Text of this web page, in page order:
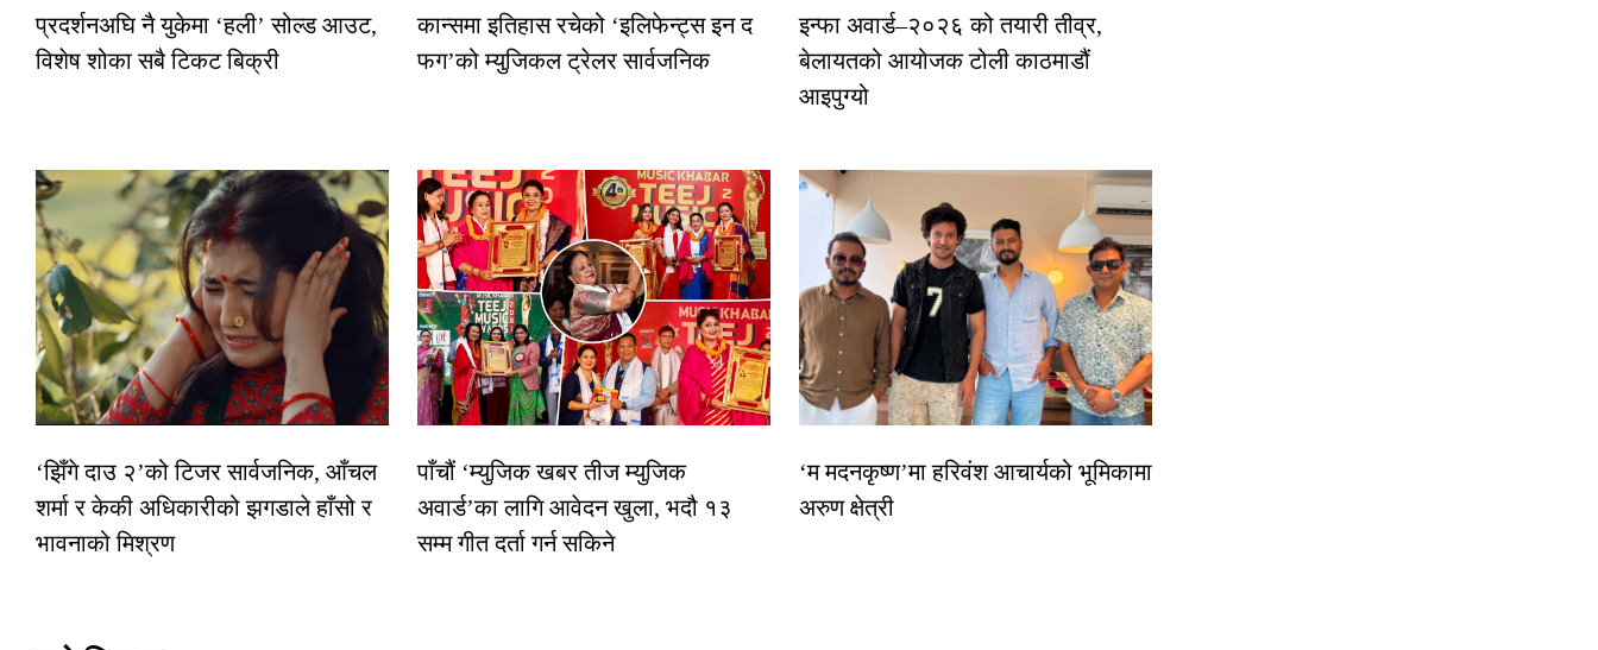
प्रदर्शनअघि नै युकेमा ‘हली’ सोल्ड आउट,
विशेष शोका सबै टिकट बिक्री
कान्समा इतिहास रचेको ‘इलिफेन्ट्स इन द
फग’को म्युजिकल ट्रेलर सार्वजनिक
इन्फा अवार्ड–२०२६ को तयारी तीव्र,
बेलायतको आयोजक टोली काठमाडौं
आइपुग्यो
‘झिँगे दाउ २’को टिजर सार्वजनिक, आँचल
शर्मा र केकी अधिकारीको झगडाले हाँसो र
भावनाको मिश्रण
पाँचौं ‘म्युजिक खबर तीज म्युजिक
अवार्ड’का लागि आवेदन खुला, भदौ १३
सम्म गीत दर्ता गर्न सकिने
‘म मदनकृष्ण’मा हरिवंश आचार्यको भूमिकामा
अरुण क्षेत्री